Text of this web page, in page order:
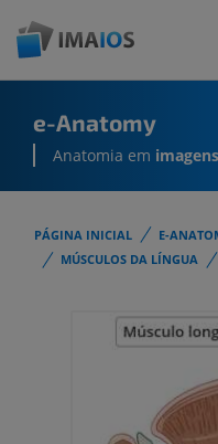
e-Anatomy
Anatomia em imagens
PÁGINA INICIAL E-
MÚSCULOS DA LÍNGUA